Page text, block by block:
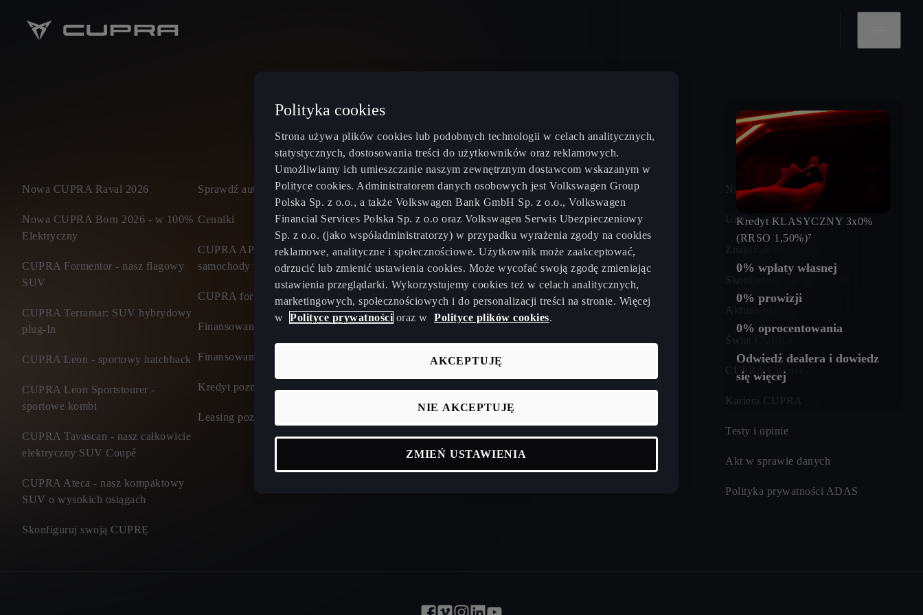
Nowa CUPRA Raval 2026
Nowa CUPRA Born 2026 - w 100%
Elektryczny
CUPRA Formentor - nasz flagowy
SUV
CUPRA Terramar: SUV hybrydowy
plug-In
CUPRA Leon - sportowy hatchback
CUPRA Leon Sportstourer -
sportowe kombi
CUPRA Tavascan - nasz całkowicie
elektryczny SUV Coupé
CUPRA Ateca - nasz kompaktowy
SUV o wysokich osiągach
Skonfiguruj swoją CUPRĘ
Sprawdź auta dostępne od ręki
Cenniki
CUPRA APPROVED certyfikowane
samochody używane
CUPRA for business
Finansowanie - klient indywidualny
Finansowanie - firma
Kredyt poznaj ofertę
Leasing poznaj ofertę
Oferty sezonowe
CUPRA Connect
CUPRA Care
CUPRA 4Service
Poradnik CUPRA
O elektromobilności
Kalkulator oszczędności
Kalkulator zasięgu
Ładowarki CUPRA
Napisz do nas
Umów się na jazdę próbną
Znajdź dealera
Skonfiguruj swoją CUPRĘ
Aktualności
Świat CUPRA
CUPRA Essence
Kariera CUPRA
Testy i opinie
Akt w sprawie danych
Polityka prywatności ADAS
Polityka cookies
Strona używa plików cookies lub podobnych technologii w celach analitycznych,
statystycznych, dostosowania treści do użytkowników oraz reklamowych.
Umożliwiamy ich umieszczanie naszym zewnętrznym dostawcom wskazanym w
Polityce cookies. Administratorem danych osobowych jest Volkswagen Group
Polska Sp. z o.o., a także Volkswagen Bank GmbH Sp. z o.o., Volkswagen
Financial Services Polska Sp. z o.o oraz Volkswagen Serwis Ubezpieczeniowy
Sp. z o.o. (jako współadministratorzy) w przypadku wyrażenia zgody na cookies
reklamowe, analityczne i społecznościowe. Użytkownik może zaakceptować,
odrzucić lub zmienić ustawienia cookies. Może wycofać swoją zgodę zmieniając
ustawienia przeglądarki. Wykorzystujemy cookies też w celach analitycznych,
marketingowych, społecznościowych i do personalizacji treści na stronie. Więcej
w Polityce prywatności oraz w Polityce plików cookies.
NIE AKCEPTUJĘ
AKCEPTUJĘ
ZMIEŃ USTAWIENIA
Kredyt KLASYCZNY 3x0%
(RRSO 1,50%)⁷
0% wpłaty własnej
0% prowizji
0% oprocentowania
Odwiedź dealera i dowiedz
się więcej